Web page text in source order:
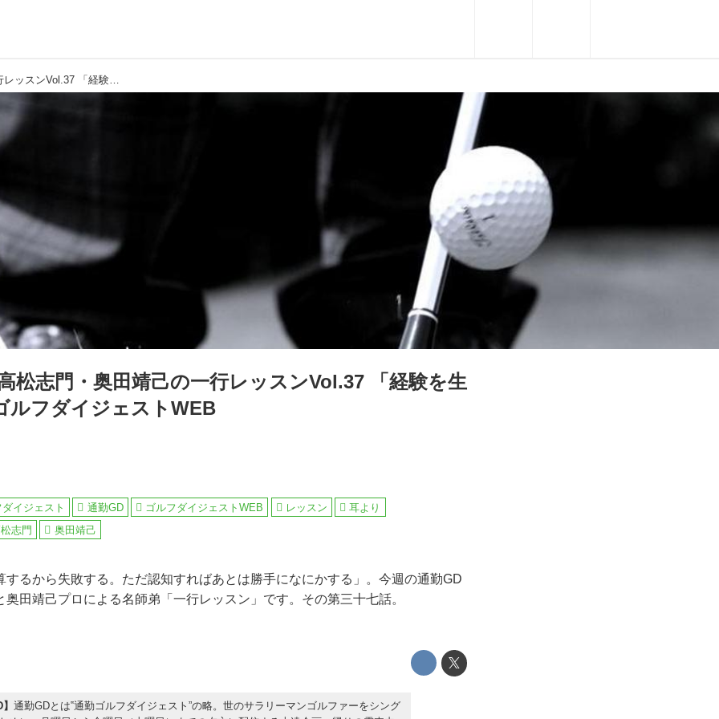
【通勤GD】高松志門・奥田靖己の一行レッスンVol.37 「経験を生かさない」ゴルフダイジェストWEB
松志門・奥田靖己の一行レッスンVol.37 「経験を生
ルフダイジェストWEB
イジェスト 通勤GD ゴルフダイジェストWEB レッスン
耳より
志門
奥田靖己
するから失敗する。ただ認知すればあとは勝手になにかする」。今週の通勤GD
奥田靖己プロによる名師弟「一行レッスン」です。その第三十七話。
通勤GDとは‟通勤ゴルフダイジェスト”の略。世のサラリーマンゴルファーをシング